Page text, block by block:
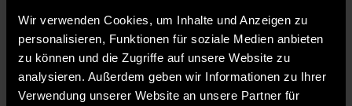
Wir verwenden Cookies, um Inhalte und Anzeigen zu
personalisieren, Funktionen für soziale Medien anbieten
zu können und die Zugriffe auf unsere Website zu
analysieren. Außerdem geben wir Informationen zu Ihrer
Verwendung unserer Website an unsere Partner für
Cäcilie
Schildberg